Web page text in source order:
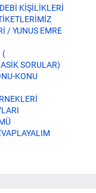
KİŞİLİKLERİ
/ YUNUS EMRE
(
SORULAR)
KONU